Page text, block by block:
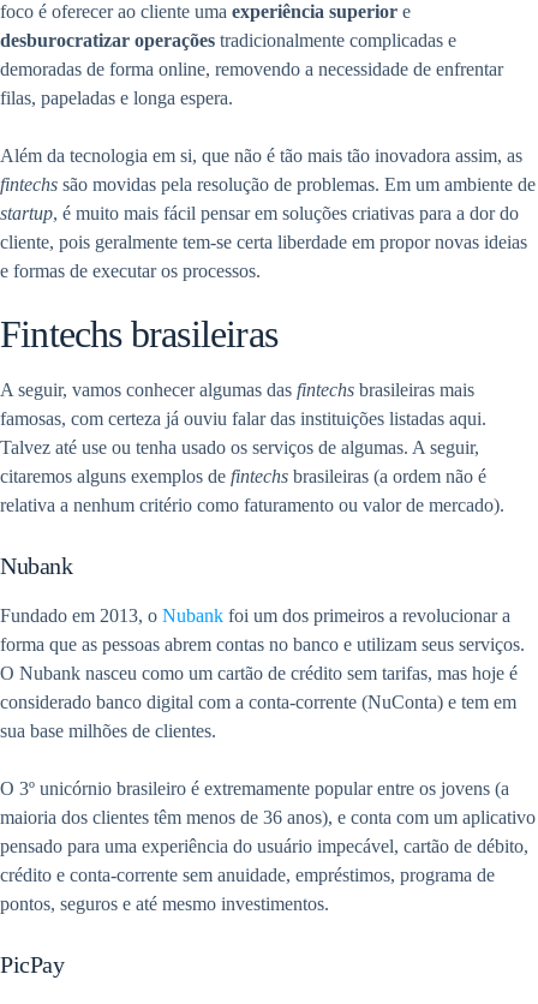
foco é oferecer ao cliente uma experiência superior e
desburocratizar operações tradicionalmente complicadas e
demoradas de forma online, removendo a necessidade de enfrentar
filas, papeladas e longa espera.
Além da tecnologia em si, que não é tão mais tão inovadora assim, as
fintechs são movidas pela resolução de problemas. Em um ambiente de
startup, é muito mais fácil pensar em soluções criativas para a dor do
cliente, pois geralmente tem-se certa liberdade em propor novas ideias
e formas de executar os processos.
Fintechs brasileiras
A seguir, vamos conhecer algumas das fintechs brasileiras mais
famosas, com certeza já ouviu falar das instituições listadas aqui.
Talvez até use ou tenha usado os serviços de algumas. A seguir,
citaremos alguns exemplos de fintechs brasileiras (a ordem não é
relativa a nenhum critério como faturamento ou valor de mercado).
Nubank
Fundado em 2013, o Nubank foi um dos primeiros a revolucionar a
forma que as pessoas abrem contas no banco e utilizam seus serviços.
O Nubank nasceu como um cartão de crédito sem tarifas, mas hoje é
considerado banco digital com a conta-corrente (NuConta) e tem em
sua base milhões de clientes.
O 3º unicórnio brasileiro é extremamente popular entre os jovens (a
maioria dos clientes têm menos de 36 anos), e conta com um aplicativo
pensado para uma experiência do usuário impecável, cartão de débito,
crédito e conta-corrente sem anuidade, empréstimos, programa de
pontos, seguros e até mesmo investimentos.
PicPay